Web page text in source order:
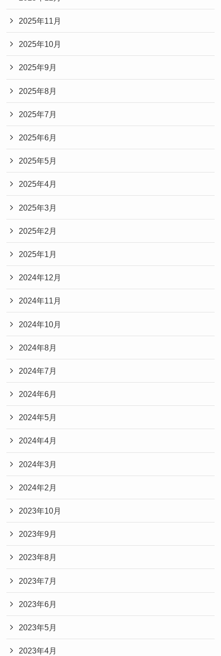
2025年11月
2025年10月
2025年9月
2025年8月
2025年7月
2025年6月
2025年5月
2025年4月
2025年3月
2025年2月
2025年1月
2024年12月
2024年11月
2024年10月
2024年8月
2024年7月
2024年6月
2024年5月
2024年4月
2024年3月
2024年2月
2023年10月
2023年9月
2023年8月
2023年7月
2023年6月
2023年5月
2023年4月